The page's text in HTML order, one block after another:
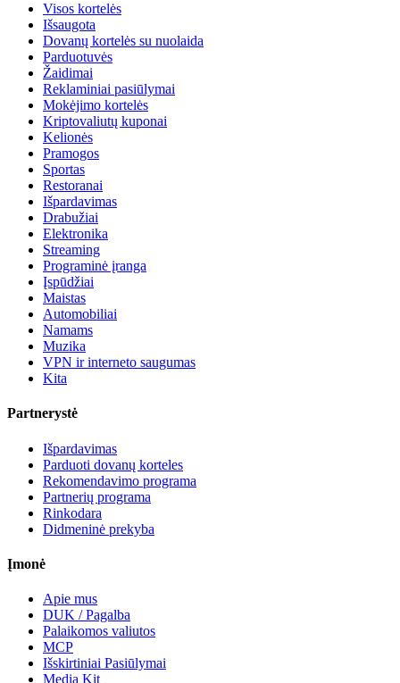
Visos kortelės
Išsaugota
Dovanų kortelės su nuolaida
Parduotuvės
Žaidimai
Reklaminiai pasiūlymai
Mokėjimo kortelės
Kriptovaliutų kuponai
Kelionės
Pramogos
Sportas
Restoranai
Išpardavimas
Drabužiai
Elektronika
Streaming
Programinė įranga
Įspūdžiai
Maistas
Automobiliai
Namams
Muzika
VPN ir interneto saugumas
Kita
Partnerystė
Išpardavimas
Parduoti dovanų korteles
Rekomendavimo programa
Partnerių programa
Rinkodara
Didmeninė prekyba
Įmonė
Apie mus
DUK / Pagalba
Palaikomos valiutos
MCP
Išskirtiniai Pasiūlymai
Media Kit